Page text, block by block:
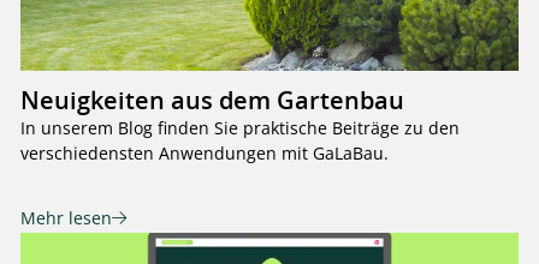
Neuigkeiten aus dem Gartenbau
In unserem Blog finden Sie praktische Beiträge zu den
verschiedensten Anwendungen mit GaLaBau.
Mehr lesen